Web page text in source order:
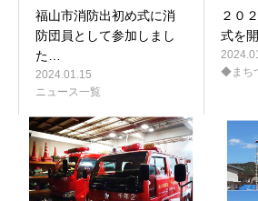
福山市消防出初め式に消
防団員として参加しまし
た…
2024.01.15
ニュース一覧
２０
式を
◆まち